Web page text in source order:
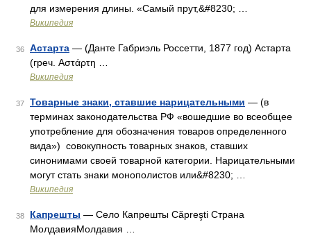
для измерения длины. «Самый прут,&#8230; …
Википедия
36 Астарта — (Данте Габриэль Россетти, 1877 год) Астарта
(греч. Αστάρτη …
Википедия
37 Товарные знаки, ставшие нарицательными — (в
терминах законодательства РФ «вошедшие во всеобщее
употребление для обозначения товаров определенного
вида») совокупность товарных знаков, ставших
синонимами своей товарной категории. Нарицательными
могут стать знаки монополистов или&#8230; …
Википедия
38 Капрешты — Село Капрешты Căpreşti Страна
МолдавияМолдавия …